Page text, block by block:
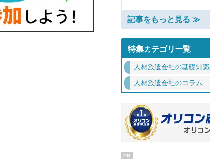
記事をもっと見る ≫
特集カテゴリ一覧
人材派遣会社の基礎知識
人材派遣会社のコラム
PR